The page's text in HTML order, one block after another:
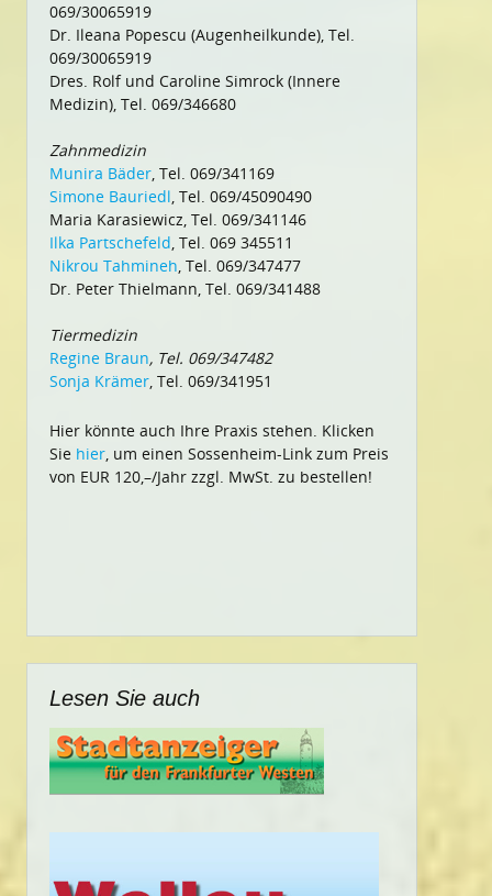
069/30065919
Dr. Ileana Popescu (Augenheilkunde), Tel.
069/30065919
Dres. Rolf und Caroline Simrock (Innere
Medizin), Tel. 069/346680
Zahnmedizin
Munira Bäder, Tel. 069/341169
Simone Bauriedl, Tel. 069/45090490
Maria Karasiewicz, Tel. 069/341146
Ilka Partschefeld, Tel. 069 345511
Nikrou Tahmineh, Tel. 069/347477
Dr. Peter Thielmann, Tel. 069/341488
Tiermedizin
Regine Braun, Tel. 069/347482
Sonja Krämer, Tel. 069/341951
Hier könnte auch Ihre Praxis stehen. Klicken
Sie hier, um einen Sossenheim-Link zum Preis
von EUR 120,–/Jahr zzgl. MwSt. zu bestellen!
Lesen Sie auch